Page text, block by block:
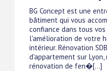
BG Concept est une
bâtiment qui vous
confiance dans tous
l'amélioration de votre
intérieur. Rénovation
d'appartement sur Lyon,
rénovation de fen�[...]